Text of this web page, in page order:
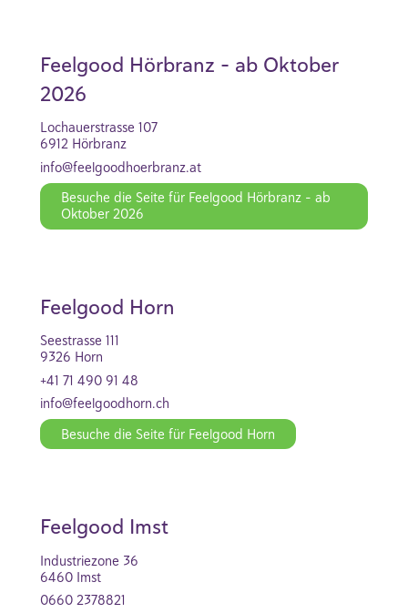
Feelgood Hörbranz - ab Oktober
2026
Lochauerstrasse 107
6912 Hörbranz
info@feelgoodhoerbranz.at
Besuche die Seite für Feelgood Hörbranz - ab
Oktober 2026
Feelgood Horn
Seestrasse 111
9326 Horn
+41 71 490 91 48
info@feelgoodhorn.ch
Besuche die Seite für Feelgood Horn
Feelgood Imst
Industriezone 36
6460 Imst
0660 2378821